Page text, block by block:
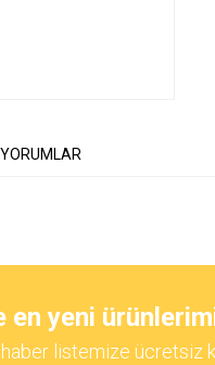
YORUMLAR
Yorum
en yeni
listemize ücretsiz